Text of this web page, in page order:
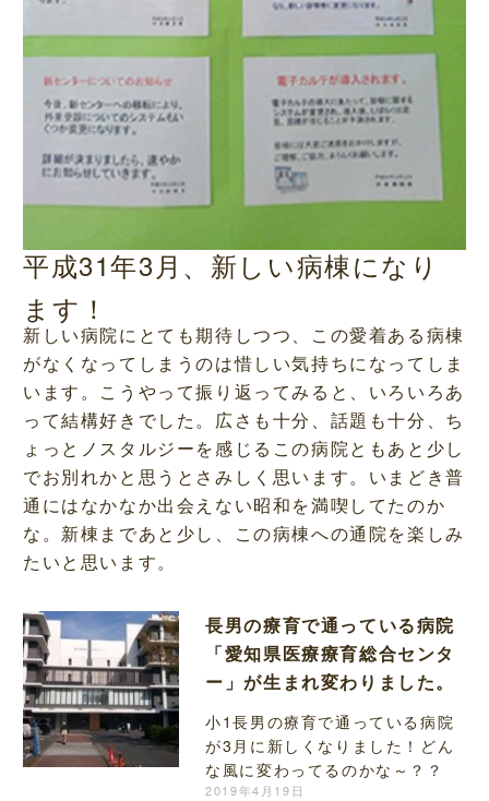
平成31年3月、新しい病棟になり
ます！
新しい病院にとても期待しつつ、この愛着ある病棟
がなくなってしまうのは惜しい気持ちになってしま
います。こうやって振り返ってみると、いろいろあ
って結構好きでした。広さも十分、話題も十分、ち
ょっとノスタルジーを感じるこの病院ともあと少し
でお別れかと思うとさみしく思います。いまどき普
通にはなかなか出会えない昭和を満喫してたのか
な。新棟まであと少し、この病棟への通院を楽しみ
たいと思います。
長男の療育で通っている病院
「愛知県医療療育総合センタ
ー」が生まれ変わりました。
小1長男の療育で通っている病院
が3月に新しくなりました！どん
な風に変わってるのかな～？？
2019年4月19日